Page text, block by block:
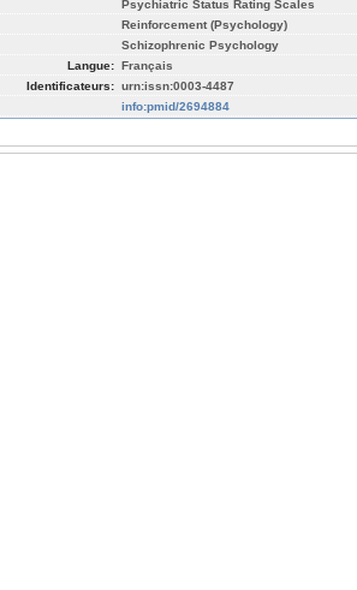
Psychiatric Status Rating Scales
Reinforcement (Psychology)
Schizophrenic Psychology
Langue: Français
Identificateurs: urn:issn:0003-4487
info:pmid/2694884